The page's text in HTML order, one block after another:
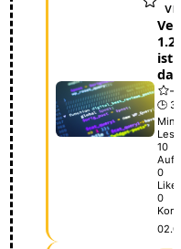
ist
da
🕒 3
Min.
10
0
0